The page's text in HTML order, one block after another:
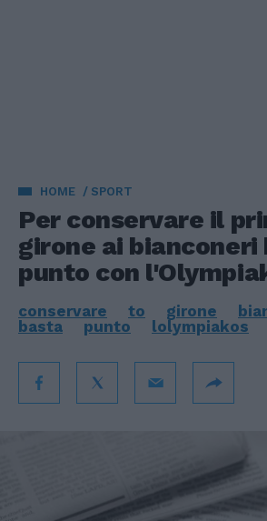
HOME SPORT
Per conservare il
girone ai bianconeri
punto con
conservare to girone
basta
punto lolympiakos